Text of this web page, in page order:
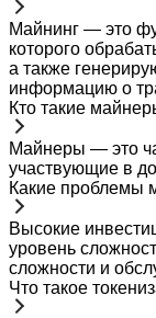
Майнинг — это
которого
а также
информацию о
Кто такие
Майнеры — это
участвующие в
Какие проблемы
Высокие
уровень
сложности и
Что такое